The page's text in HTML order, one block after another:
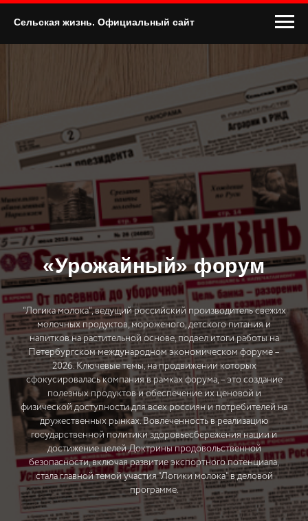
Сельская жизнь. Официальный сайт
«Урожайный» форум
“Логика молока”, ведущий российский производитель свежих
молочных продуктов, мороженого, детского питания и
напитков на растительной основе, подвел итоги работы на
Петербургском международном экономическом форуме –
2026. Ключевые темы, на продвижении которых
сфокусировалась компания в рамках форума, – это создание
полезных продуктов и обеспечение их ценовой и
физической доступности для всех россиян и потребителей на
дружественных рынках. Вовлеченность в реализацию
государственной политики здоровьесбережения нации и
достижение целей Доктрины продовольственной
безопасности, включая развитие экспортного потенциала,
стала главной темой участия “Логики молока” в деловой
программе.